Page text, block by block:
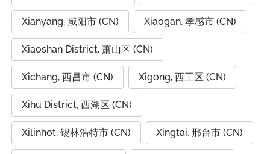
Xianyang, 咸阳市 (CN) Xiaogan, 孝感市 (CN)
Xiaoshan District, 萧山区 (CN)
Xichang, 西昌市 (CN) Xigong, 西工区 (CN)
Xihu District, 西湖区 (CN)
Xilinhot, 锡林浩特市 (CN) Xingtai, 邢台市 (CN)